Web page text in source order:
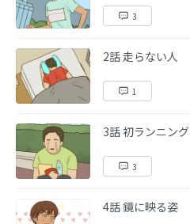
3
2話 走らない人
1
3話 初ランニング
3
4話 鏡に映る姿